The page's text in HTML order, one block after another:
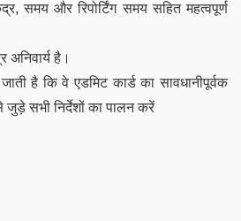
समय और रिपोर्टिंग समय सहित महत्वपूर्ण
अनिवार्य है।
है कि वे एडमिट कार्ड का सावधानीपूर्वक
सभी निर्देशों का पालन करें